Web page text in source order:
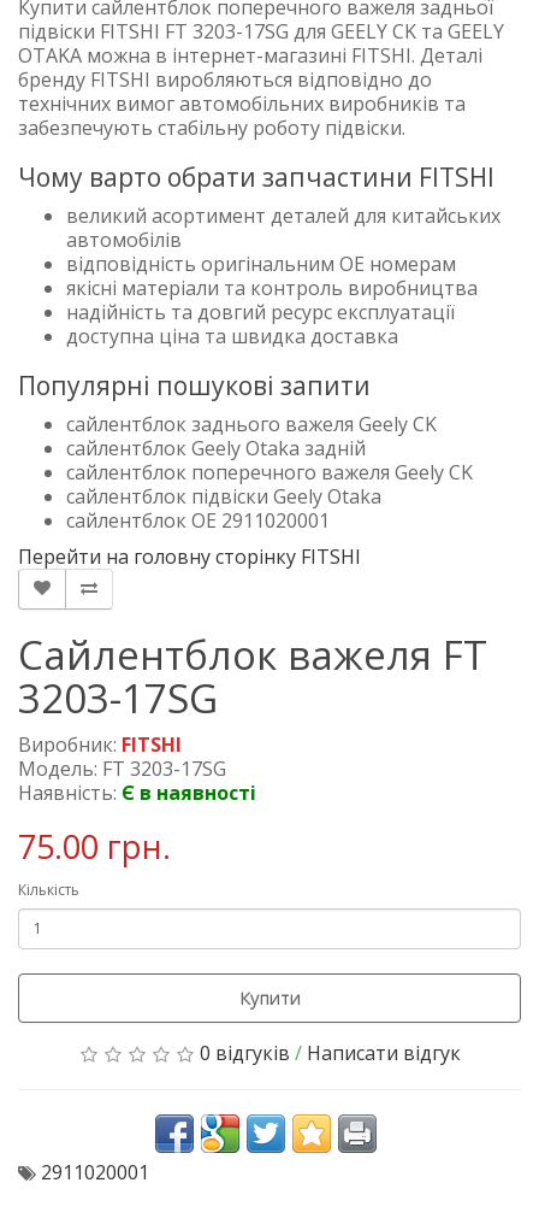
Купити сайлентблок поперечного важеля задньої
підвіски FITSHI FT 3203-17SG для GEELY CK та GEELY
OTAKA можна в інтернет-магазині FITSHI. Деталі
бренду FITSHI виробляються відповідно до
технічних вимог автомобільних виробників та
забезпечують стабільну роботу підвіски.
Чому варто обрати запчастини FITSHI
великий асортимент деталей для китайських
автомобілів
відповідність оригінальним OE номерам
якісні матеріали та контроль виробництва
надійність та довгий ресурс експлуатації
доступна ціна та швидка доставка
Популярні пошукові запити
сайлентблок заднього важеля Geely CK
сайлентблок Geely Otaka задній
сайлентблок поперечного важеля Geely CK
сайлентблок підвіски Geely Otaka
сайлентблок OE 2911020001
Перейти на головну сторінку FITSHI
Сайлентблок важеля FT
3203-17SG
Виробник: FITSHI
Модель: FT 3203-17SG
Наявність: Є в наявності
75.00 грн.
Кількість
Купити
0 відгуків / Написати відгук
2911020001